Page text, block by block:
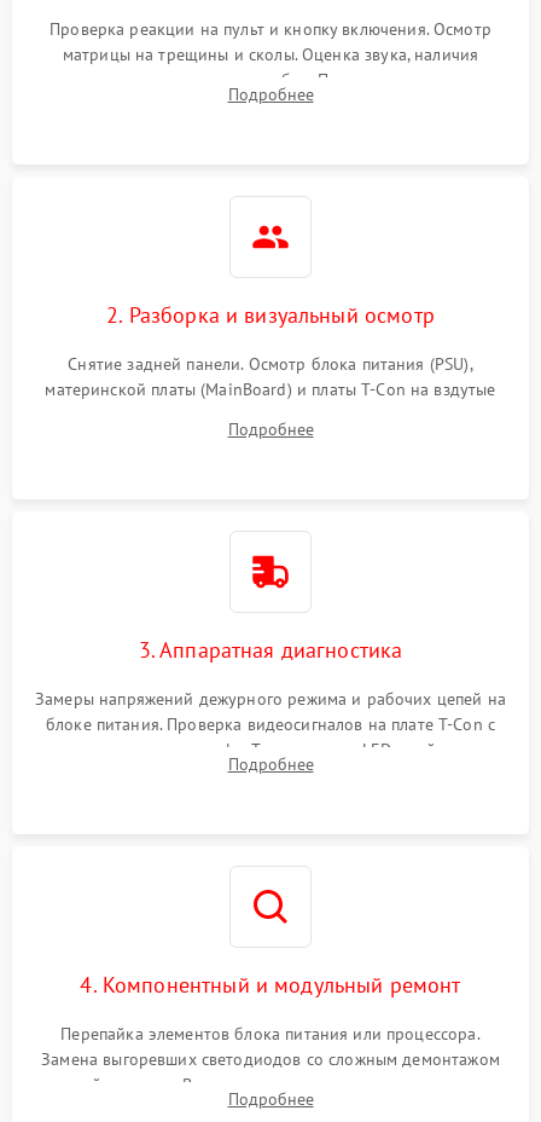
Проверка реакции на пульт и кнопку включения. Осмотр
матрицы на трещины и сколы. Оценка звука, наличия
подсветки и индикаторов ошибок. Подключение тестовых
источников сигнала для выявления симптомов поломки.
Подробнее
2. Разборка и визуальный осмотр
Снятие задней панели. Осмотр блока питания (PSU),
материнской платы (MainBoard) и платы T-Con на вздутые
Проверка надежности фиксации и целостности шлейфов.
Подробнее
3. Аппаратная диагностика
Замеры напряжений дежурного режима и рабочих цепей на
блоке питания. Проверка видеосигналов на плате T-Con с
помощью осциллографа. Тестирование LED-драйвера и
светодиодных планок подсветки мультиметром.
Подробнее
4. Компонентный и модульный ремонт
Перепайка элементов блока питания или процессора.
Замена выгоревших светодиодов со сложным демонтажом
хрупкой матрицы. Восстановление поврежденных дорожек,
прошивка микросхем памяти EEPROM
Подробнее